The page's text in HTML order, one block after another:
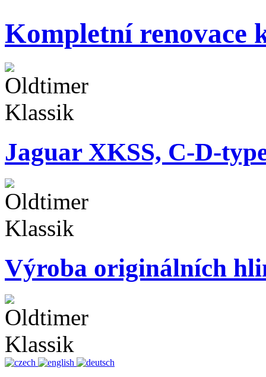
Kompletní renovace
Jaguar XKSS, C-D-
Výroba originálních